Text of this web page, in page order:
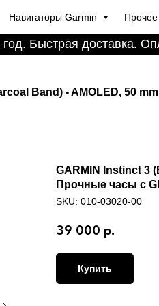
Навигаторы Garmin Прочее
Быстрая доставка.
Band) - AMOLED, 50 mm
GARMIN Instinct 3
Прочные часы с
SKU: 010-03020-00
39 000 р.
Купить